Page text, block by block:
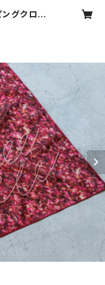
グクロス